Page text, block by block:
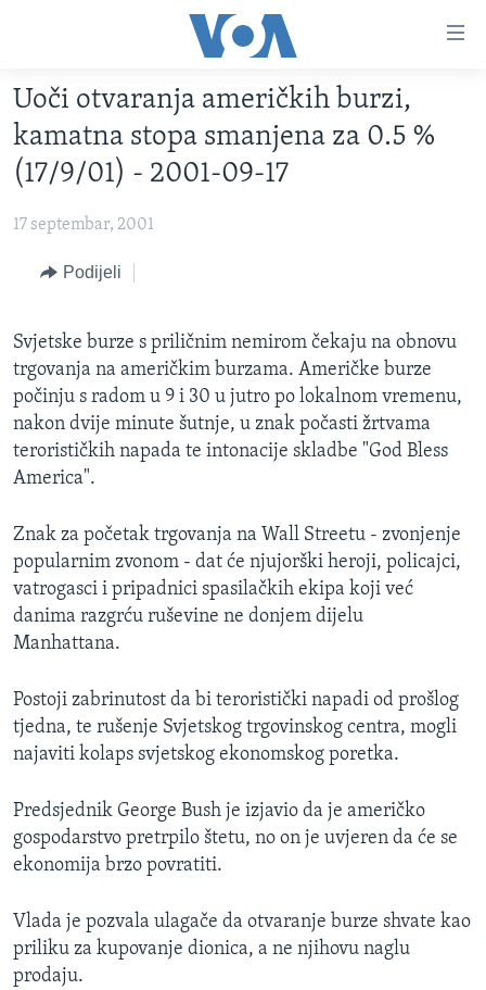
glavni
sadržaj
Pređi
na
glavnu
navigaciju
VIDEO
FOTOGRAFIJE DANA
VIJESTI
SJEDINJENE AMERIČKE DRŽAVE
SVIJET
NAUKA I TEHNOLOGIJA
KORUPCIJA
SLOBODA MEDIJA
ŽENSKA STRANA
IZBJEGLIČKA STRANA
O GLASU AMERIKE
Learning English
Jezici
Uoči otvaranja američkih burzi,
kamatna stopa smanjena za 0.5 %
(17/9/01) - 2001-09-17
17 septembar, 2001
Podijeli
Svjetske burze s priličnim nemirom čekaju na obnovu
trgovanja na američkim burzama. Američke burze
počinju s radom u 9 i 30 u jutro po lokalnom vremenu,
nakon dvije minute šutnje, u znak počasti žrtvama
terorističkih napada te intonacije skladbe "God Bless
America".
Znak za početak trgovanja na Wall Streetu - zvonjenje
popularnim zvonom - dat će njujorški heroji, policajci,
vatrogasci i pripadnici spasilačkih ekipa koji već
danima razgrću ruševine ne donjem dijelu
Manhattana.
Postoji zabrinutost da bi teroristički napadi od prošlog
tjedna, te rušenje Svjetskog trgovinskog centra, mogli
najaviti kolaps svjetskog ekonomskog poretka.
Predsjednik George Bush je izjavio da je američko
gospodarstvo pretrpilo štetu, no on je uvjeren da će se
ekonomija brzo povratiti.
Vlada je pozvala ulagače da otvaranje burze shvate kao
priliku za kupovanje dionica, a ne njihovu naglu
prodaju.